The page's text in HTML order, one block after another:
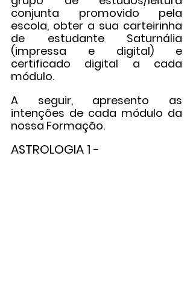
conjunta promovido pela
escola, obter a sua carteirinha
de estudante Saturnália
(impressa e digital) e
certificado digital a cada
módulo.
A seguir, apresento as
intenções de cada módulo da
nossa Formação.
ASTROLOGIA 1 -